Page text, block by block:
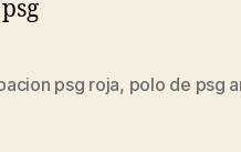
psg roja, polo de psg